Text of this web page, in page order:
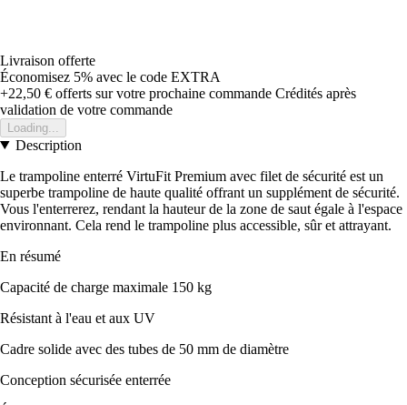
Livraison offerte
Économisez 5% avec le code EXTRA
+22,50 € offerts sur votre prochaine commande Crédités après
validation de votre commande
Loading...
Description
Le trampoline enterré VirtuFit Premium avec filet de sécurité est un
superbe trampoline de haute qualité offrant un supplément de sécurité.
Vous l'enterrerez, rendant la hauteur de la zone de saut égale à l'espace
environnant. Cela rend le trampoline plus accessible, sûr et attrayant.
En résumé
Capacité de charge maximale 150 kg
Résistant à l'eau et aux UV
Cadre solide avec des tubes de 50 mm de diamètre
Conception sécurisée enterrée